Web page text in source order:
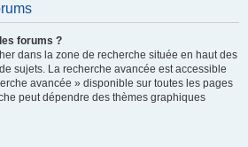
forums ?
dans la zone de recherche située en haut des
sujets. La recherche avancée est accessible
avancée » disponible sur toutes les pages
peut dépendre des thèmes graphiques